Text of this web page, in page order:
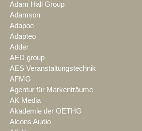
Adam Hall Group
Adamson
Adapoe
Adapteo
Adder
AED group
AES Veranstaltungstechnik
AFMG
Agentur für Markenträume
AK Media
Akademie der OETHG
Alcons Audio